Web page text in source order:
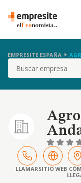
EMPRESITE ESPAÑA
Buscar
LLAMARSITIO WEB